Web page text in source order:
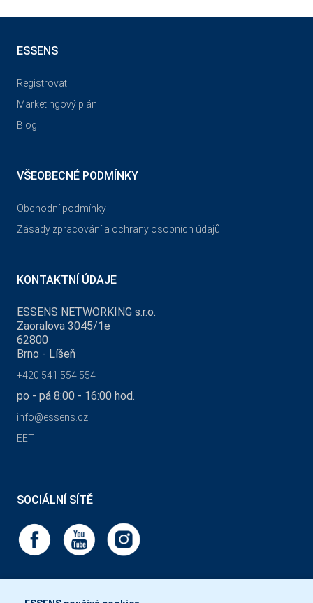
ESSENS
Registrovat
Marketingový plán
Blog
VŠEOBECNÉ PODMÍNKY
Obchodní podmínky
Zásady zpracování a ochrany osobních údajů
KONTAKTNÍ ÚDAJE
ESSENS NETWORKING s.r.o.
Zaoralova 3045/1e
62800
Brno - Líšeň
+420 541 554 554
po - pá 8:00 - 16:00 hod.
info@essens.cz
EET
SOCIÁLNÍ SÍTĚ